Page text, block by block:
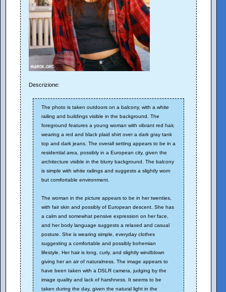
Descrizione:
The photo is taken outdoors on a balcony, with a white
railing and buildings visible in the background. The
foreground features a young woman with vibrant red hair,
wearing a red and black plaid shirt over a dark gray tank
top and dark jeans. The overall setting appears to be in a
residential area, possibly in a European city, given the
architecture visible in the blurry background. The balcony
is simple with white railings and suggests a slightly worn
but comfortable environment.
The woman in the picture appears to be in her twenties,
with fair skin and possibly of European descent. She has
a calm and somewhat pensive expression on her face,
and her body language suggests a relaxed and casual
posture. She is wearing simple, everyday clothes
suggesting a comfortable and possibly bohemian
lifestyle. Her hair is long, curly, and slightly windblown
giving her an air of naturalness. The image appears to
have been taken with a DSLR camera, judging by the
image quality and lack of harshness. It seems to be
taken during the day, given the natural light in the